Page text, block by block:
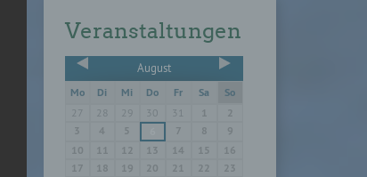
Veranstaltungen
August
Mo
Di Mi Do Fr Sa So
27 28 29 30 31 1
2
3
4 5 7 8
9
10
11 12 13 14 15
16
17
18 19 20 21 22
23